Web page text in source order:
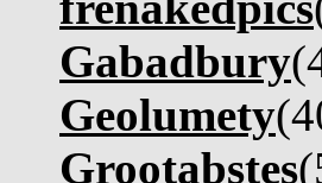
Gabadbury
Geolumety
Grootabstes